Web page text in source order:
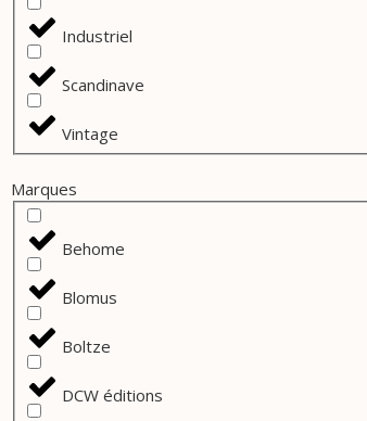
Industriel
Scandinave
Vintage
Marques
Behome
Blomus
Boltze
DCW éditions